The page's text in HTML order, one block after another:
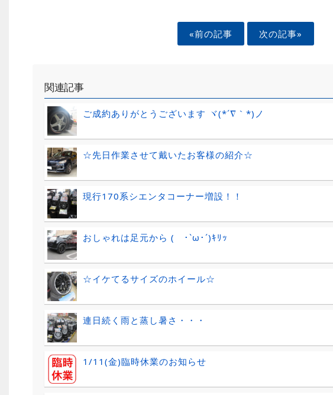
«前の記事 次の記事»
関連記事
ご成約ありがとうございます ヾ(*´∇｀*)ノ
☆先日作業させて戴いたお客様の紹介☆
現行170系シエンタコーナー増設！！
おしゃれは足元から ( ･`ω･´)ｷﾘｯ
☆イケてるサイズのホイール☆
連日続く雨と蒸し暑さ・・・
1/11(金)臨時休業のお知らせ